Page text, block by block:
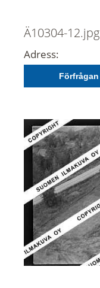
Ä10304-12.jpg
Adress:
Förfrågan